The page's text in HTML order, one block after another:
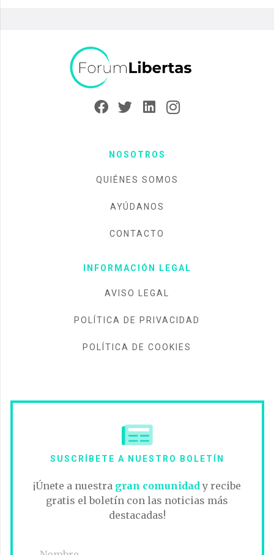
NOSOTROS
QUIÉNES SOMOS
AYÚDANOS
CONTACTO
INFORMACIÓN LEGAL
AVISO LEGAL
POLÍTICA DE PRIVACIDAD
POLÍTICA DE COOKIES
SUSCRÍBETE A NUESTRO BOLETÍN
¡Únete a nuestra gran comunidad y recibe
gratis el boletín con las noticias más
destacadas!